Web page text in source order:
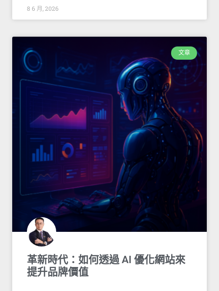
8 6 月, 2026
文章
革新時代：如何透過 AI 優化網站來
提升品牌價值